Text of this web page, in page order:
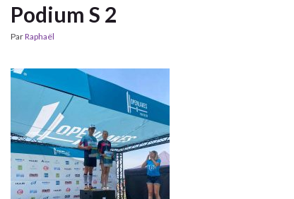
Podium S 2
ParRaphaël